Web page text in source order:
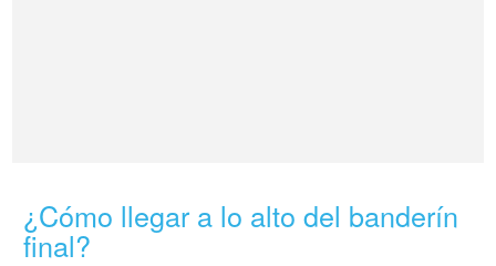
¿Cómo llegar a lo alto del banderín
final?